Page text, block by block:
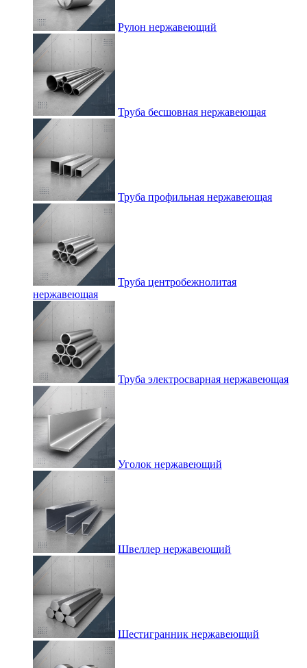
Рулон нержавеющий
Труба бесшовная нержавеющая
Труба профильная нержавеющая
Труба центробежнолитая
нержавеющая
Труба электросварная нержавеющая
Уголок нержавеющий
Швеллер нержавеющий
Шестигранник нержавеющий